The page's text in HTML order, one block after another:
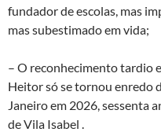
fundador de escolas, mas
mas subestimado em vida;
– O reconhecimento tardio
Heitor só se tornou enredo
Janeiro em 2026, sessenta
de Vila Isabel .